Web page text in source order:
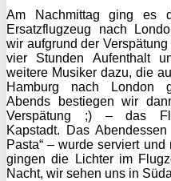
Am Nachmittag ging es
Ersatzflugzeug nach
wir aufgrund der Verspätung
vier Stunden Aufenthalt
weitere Musiker dazu, die
Hamburg nach London
Abends bestiegen wir
Verspätung ;) – das
Kapstadt. Das
Pasta“ – wurde serviert und
gingen die Lichter im
Nacht, wir sehen uns in